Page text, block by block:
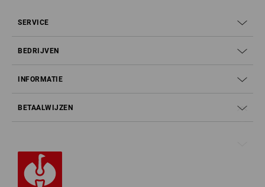
SERVICE
BEDRIJVEN
INFORMATIE
BETAALWIJZEN